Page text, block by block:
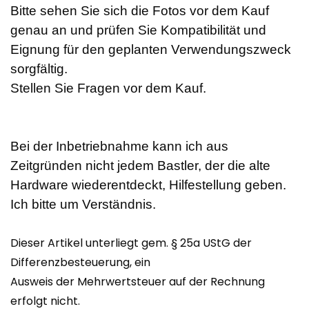
Bitte sehen Sie sich die Fotos vor dem Kauf
genau an und prüfen Sie Kompatibilität und
Eignung für den geplanten Verwendungszweck
sorgfältig.
Stellen Sie Fragen vor dem Kauf.
Bei der Inbetriebnahme kann ich aus
Zeitgründen nicht jedem Bastler, der die alte
Hardware wiederentdeckt, Hilfestellung geben.
Ich bitte um Verständnis.
Dieser Artikel unterliegt gem. § 25a UStG der
Differenzbesteuerung, ein
Ausweis der Mehrwertsteuer auf der Rechnung
erfolgt nicht.